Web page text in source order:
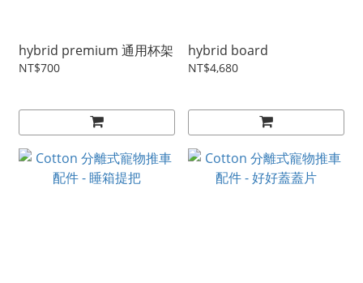
hybrid premium 通用杯架
NT$700
hybrid board
NT$4,680